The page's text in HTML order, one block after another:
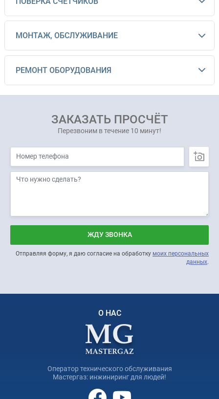
МОНТАЖ, ОБСЛУЖИВАНИЕ
РЕМОНТ ОБОРУДОВАНИЯ
ЗАКАЗАТЬ ПРОСЧЁТ
Перезвоним в течение 10 минут!
ЖДУ ЗВОНКА
Отправляя форму, я даю согласие на обработку моих персональных
данных.
О НАС
Оператор технического обслуживания
Мастергаз: инжиниринг для людей!